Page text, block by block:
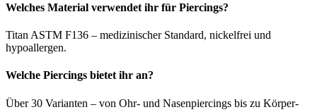
Welches Material verwendet ihr für Piercings?
Titan ASTM F136 – medizinischer Standard, nickelfrei und
hypoallergen.
Welche Piercings bietet ihr an?
Über 30 Varianten – von Ohr- und Nasenpiercings bis zu Körper-